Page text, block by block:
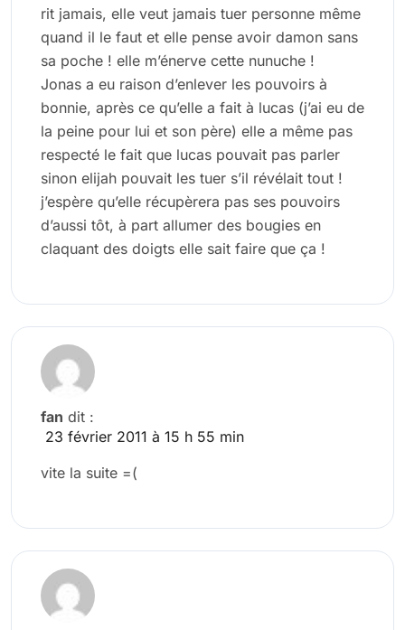
rit jamais, elle veut jamais tuer personne même
quand il le faut et elle pense avoir damon sans
sa poche ! elle m’énerve cette nunuche !
Jonas a eu raison d’enlever les pouvoirs à
bonnie, après ce qu’elle a fait à lucas (j’ai eu de
la peine pour lui et son père) elle a même pas
respecté le fait que lucas pouvait pas parler
sinon elijah pouvait les tuer s’il révélait tout !
j’espère qu’elle récupèrera pas ses pouvoirs
d’aussi tôt, à part allumer des bougies en
claquant des doigts elle sait faire que ça !
fan dit :
23 février 2011 à 15 h 55 min
vite la suite =(